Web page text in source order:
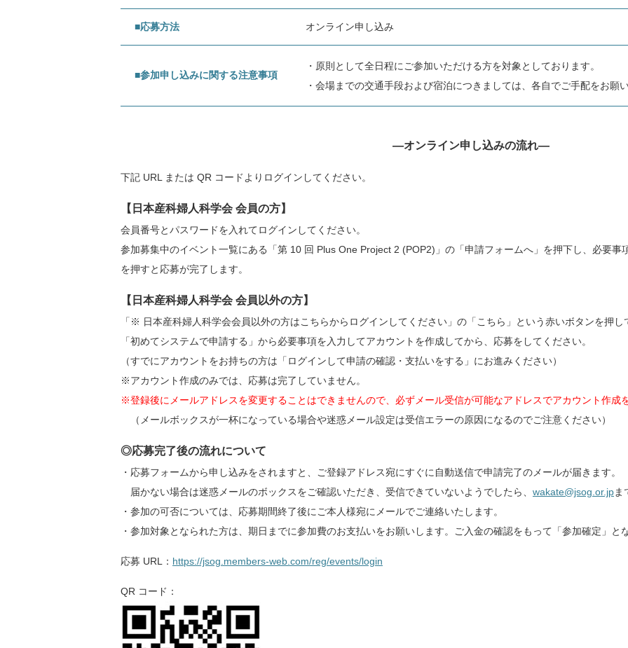
トップページ
Top page
メッセージ
Message
産婦人科を選ぶ理由
Subspecialty
産婦人科医の声
Doctor’s voice
産婦人科医の実態
お
ダ
■応募方法 オンライン申し込み
■参加申し込みに関する注意事項
・原則として全日程にご参加いただける方を対象としております。
・会場までの交通手段および宿泊につきましては、各自でご手配をお願
―オンライン申し込みの流れ―
下記 URL または QR コードよりログインしてください。
【日本産科婦人科学会 会員の方】
会員番号とパスワードを入れてログインしてください。
参加募集中のイベント一覧にある「第 10 回 Plus One Project 2 (POP2)」の「申請フォームへ」を押下し、必要事
を押すと応募が完了します。
【日本産科婦人科学会 会員以外の方】
「※ 日本産科婦人科学会会員以外の方はこちらからログインしてください」の「こちら」という赤いボタンを押し
「初めてシステムで申請する」から必要事項を入力してアカウントを作成してから、応募をしてください。
（すでにアカウントをお持ちの方は「ログインして申請の確認・支払いをする」にお進みください）
※アカウント作成のみでは、応募は完了していません。
※登録後にメールアドレスを変更することはできませんので、必ずメール受信が可能なアドレスでアカウント作成
（メールボックスが一杯になっている場合や迷惑メール設定は受信エラーの原因になるのでご注意ください）
◎応募完了後の流れについて
・応募フォームから申し込みをされますと、ご登録アドレス宛にすぐに自動送信で申請完了のメールが届きます。
届かない場合は迷惑メールのボックスをご確認いただき、受信できていないようでしたら、 wakate@jsog.or.jpま
・参加の可否については、応募期間終了後にご本人様宛にメールでご連絡いたします。
・参加対象となられた方は、期日までに参加費のお支払いをお願いします。ご入金の確認をもって「参加確定」と
応募 URL： https://jsog.members-web.com/reg/events/login
QR コード：